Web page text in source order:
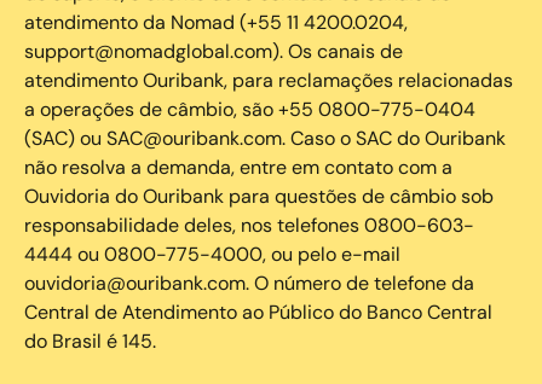
atendimento da Nomad (+55 11 4200.0204,
support@nomadglobal.com). Os canais de
atendimento Ouribank, para reclamações relacionadas
a operações de câmbio, são +55 0800-775-0404
(SAC) ou SAC@ouribank.com. Caso o SAC do Ouribank
não resolva a demanda, entre em contato com a
Ouvidoria do Ouribank para questões de câmbio sob
responsabilidade deles, nos telefones 0800-603-
4444 ou 0800-775-4000, ou pelo e-mail
ouvidoria@ouribank.com. O número de telefone da
Central de Atendimento ao Público do Banco Central
do Brasil é 145.